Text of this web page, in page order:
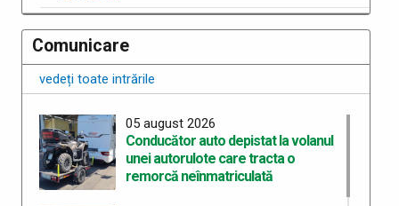
Comunicare
vedeți toate intrările
05 august 2026
Conducător auto depistat la volanul
unei autorulote care tracta o
remorcă neînmatriculată